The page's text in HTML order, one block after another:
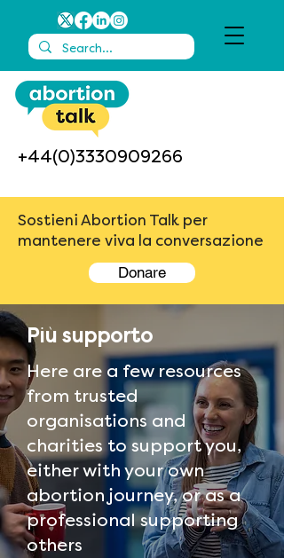
+44(0)3330909266
Sostieni Abortion Talk per
mantenere viva la conversazione
Donare
Più supporto
Here are a few resources
from trusted
organisations and
charities to support you,
either with your own
abortion journey, or as a
professional supporting
others